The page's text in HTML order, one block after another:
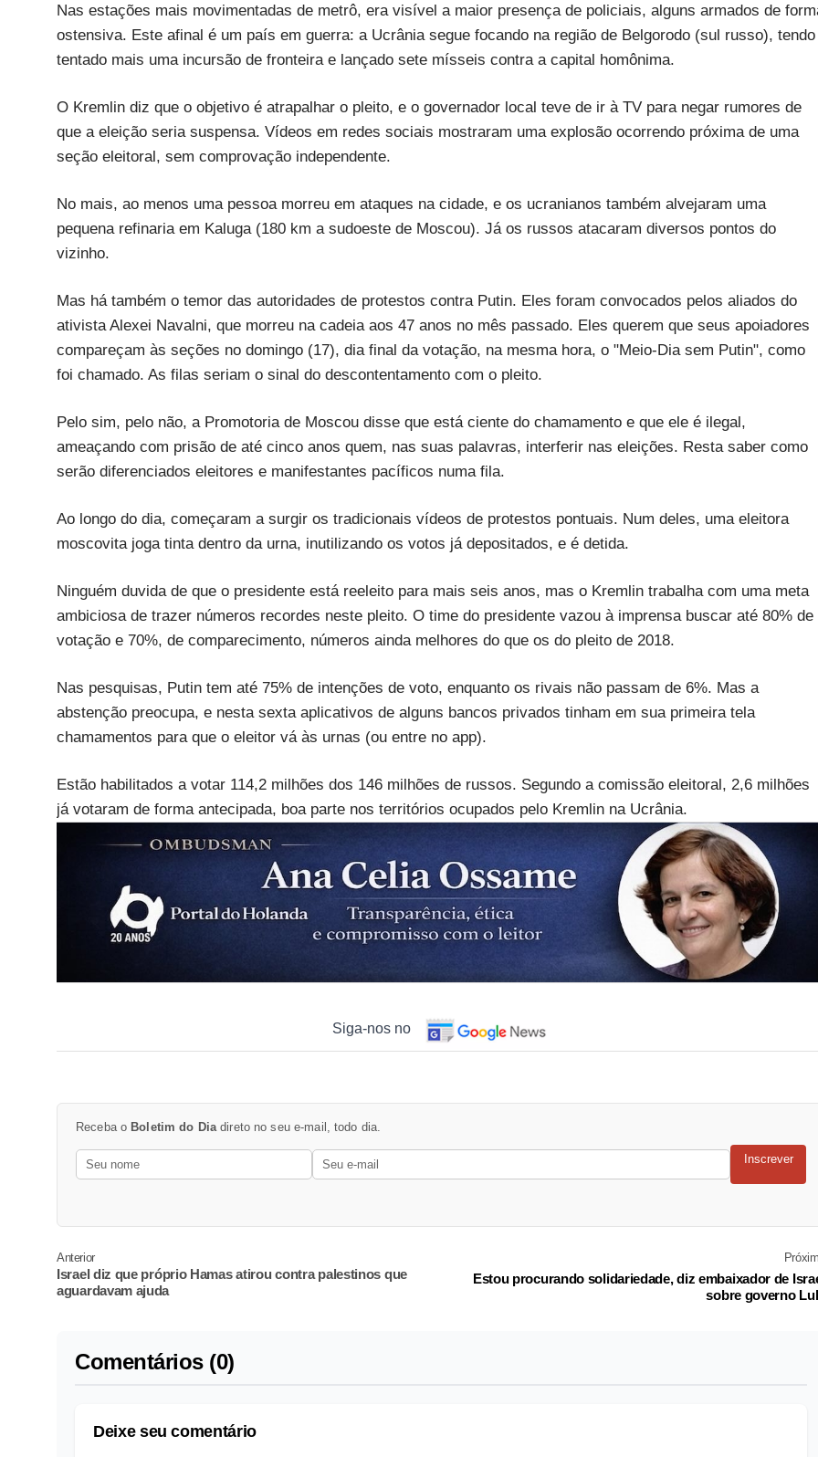
Nas estações mais movimentadas de metrô, era visível a maior presença de policiais, alguns armados de
ostensiva. Este afinal é um país em guerra: a Ucrânia segue focando na região de Belgorodo (sul russo), tendo
tentado mais uma incursão de fronteira e lançado sete mísseis contra a capital homônima.
O Kremlin diz que o objetivo é atrapalhar o pleito, e o governador local teve de ir à TV para negar rumores de
que a eleição seria suspensa. Vídeos em redes sociais mostraram uma explosão ocorrendo próxima de uma
seção eleitoral, sem comprovação independente.
No mais, ao menos uma pessoa morreu em ataques na cidade, e os ucranianos também alvejaram uma
pequena refinaria em Kaluga (180 km a sudoeste de Moscou). Já os russos atacaram diversos pontos do
vizinho.
Mas há também o temor das autoridades de protestos contra Putin. Eles foram convocados pelos aliados do
ativista Alexei Navalni, que morreu na cadeia aos 47 anos no mês passado. Eles querem que seus apoiadores
compareçam às seções no domingo (17), dia final da votação, na mesma hora, o "Meio-Dia sem Putin", como
foi chamado. As filas seriam o sinal do descontentamento com o pleito.
Pelo sim, pelo não, a Promotoria de Moscou disse que está ciente do chamamento e que ele é ilegal,
ameaçando com prisão de até cinco anos quem, nas suas palavras, interferir nas eleições. Resta saber como
serão diferenciados eleitores e manifestantes pacíficos numa fila.
Ao longo do dia, começaram a surgir os tradicionais vídeos de protestos pontuais. Num deles, uma eleitora
moscovita joga tinta dentro da urna, inutilizando os votos já depositados, e é detida.
Ninguém duvida de que o presidente está reeleito para mais seis anos, mas o Kremlin trabalha com uma meta
ambiciosa de trazer números recordes neste pleito. O time do presidente vazou à imprensa buscar até 80% de
votação e 70%, de comparecimento, números ainda melhores do que os do pleito de 2018.
Nas pesquisas, Putin tem até 75% de intenções de voto, enquanto os rivais não passam de 6%. Mas a
abstenção preocupa, e nesta sexta aplicativos de alguns bancos privados tinham em sua primeira tela
chamamentos para que o eleitor vá às urnas (ou entre no app).
Estão habilitados a votar 114,2 milhões dos 146 milhões de russos. Segundo a comissão eleitoral, 2,6 milhões
já votaram de forma antecipada, boa parte nos territórios ocupados pelo Kremlin na Ucrânia.
Siga-nos no
Receba o Boletim do Diadireto no seu e-mail, todo dia.
Inscrever
Anterior
Israel diz que próprio Hamas atirou contra palestinos que
aguardavam ajuda
Estou procurando solidariedade, diz embaixador de
sobre governo
Comentários (0)
Deixe seu comentário